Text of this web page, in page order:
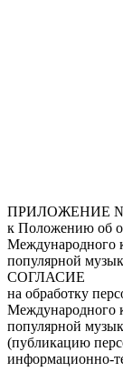
ПРИЛОЖЕНИЕ
к Положению об
Международного
популярной
СОГЛАСИЕ
на обработку
Международного
популярной
(публикацию
информационно-